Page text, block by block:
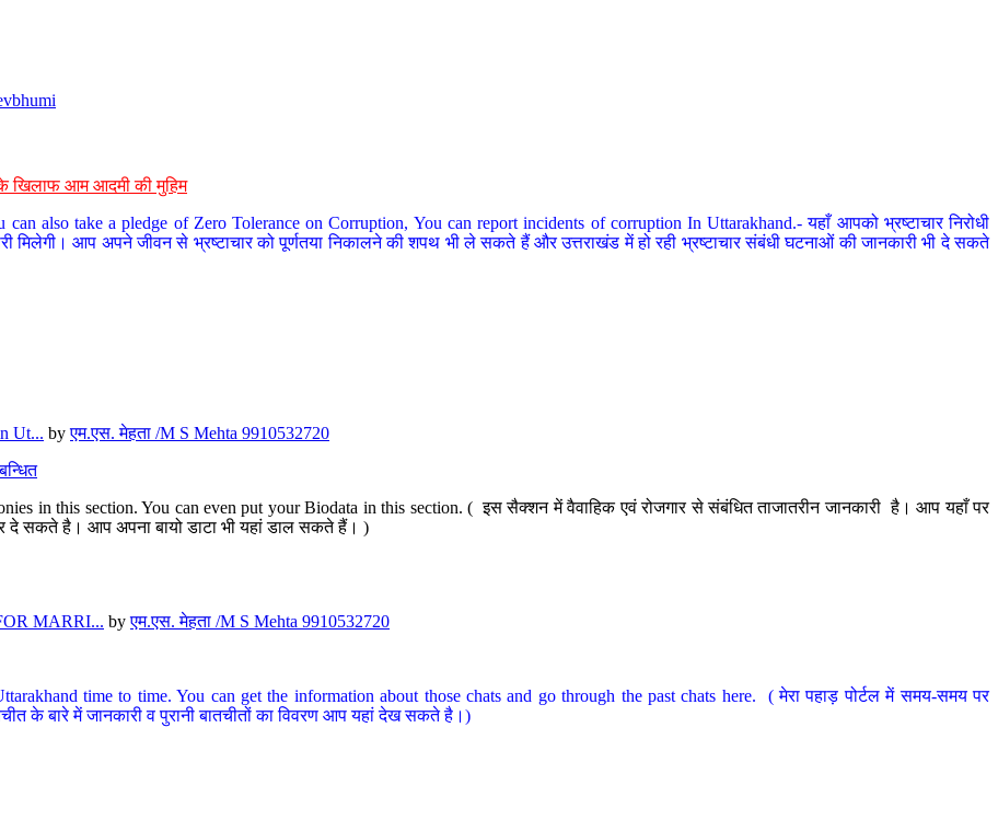
खिलाफ आम आदमी की मुहिम
also take a pledge of Zero Tolerance on Corruption, You can report incidents of corruption In Uttarakhand.- यहाँ आपको भ्रष्टाचार निरोधी
मिलेगी। आप अपने जीवन से भ्रष्टाचार को पूर्णतया निकालने की शपथ भी ले सकते हैं और उत्तराखंड में हो रही भ्रष्टाचार संबंधी घटनाओं की जानकारी भी दे सकते
Ut... byएम.एस. मेहता /M S Mehta 9910532720
in this section. You can even put your Biodata in this section. ( इस सैक्शन में वैवाहिक एवं रोजगार से संबंधित ताजातरीन जानकारी है। आप यहाँ पर
दे सकते है। आप अपना बायो डाटा भी यहां डाल सकते हैं। )
MARRI... byएम.एस. मेहता /M S Mehta 9910532720
time to time. You can get the information about those chats and go through the past chats here. ( मेरा पहाड़ पोर्टल में समय-समय पर
के बारे में जानकारी व पुरानी बातचीतों का विवरण आप यहां देख सकते है।)